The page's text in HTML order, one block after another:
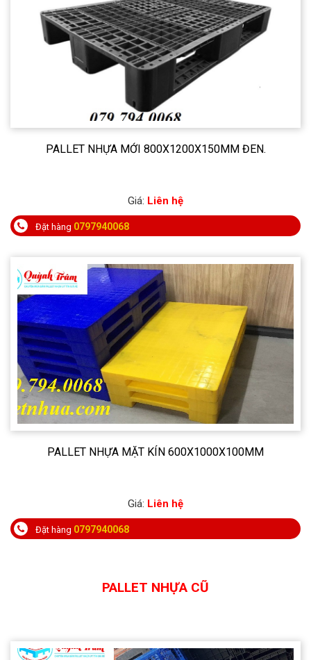
PALLET NHỰA MỚI 800X1200X150MM ĐEN.
Giá: Liên hệ
Đặt hàng 0797940068
PALLET NHỰA MẶT KÍN 600X1000X100MM
Giá: Liên hệ
Đặt hàng 0797940068
PALLET NHỰA CŨ